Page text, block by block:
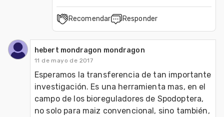
Recomendar Responder
hebert mondragon mondragon
11 de mayo de 2017
Esperamos la transferencia de tan importante
investigación. Es una herramienta mas, en el
campo de los bioreguladores de Spodoptera,
no solo para maiz convencional, sino también,